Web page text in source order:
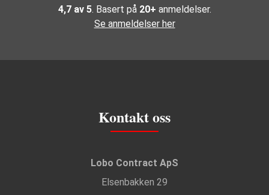
4,7 av 5. Basert på 20+ anmeldelser.
Se anmeldelser her
Kontakt oss
Lobo Contract ApS
Elsenbakken 29